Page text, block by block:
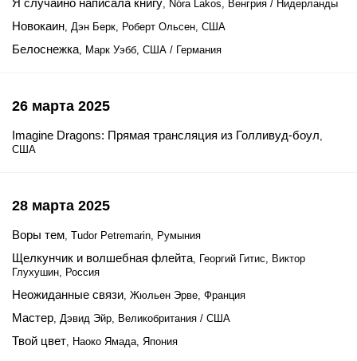
Я случайно написала книгу, Nóra Lakos, Венгрия / Нидерланды
Новокаин, Дэн Берк, Роберт Ольсен, США
Белоснежка, Марк Уэбб, США / Германия
26 марта 2025
Imagine Dragons: Прямая трансляция из Голливуд-боул,
США
28 марта 2025
Воры тем, Tudor Petremarin, Румыния
Щелкунчик и волшебная флейта, Георгий Гитис, Виктор
Глухушин, Россия
Неожиданные связи, Жюльен Эрве, Франция
Мастер, Дэвид Эйр, Великобритания / США
Твой цвет, Наоко Ямада, Япония